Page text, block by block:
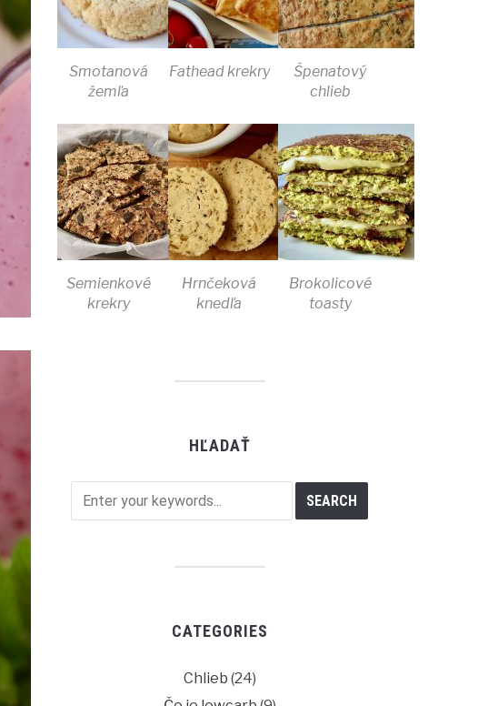
Smotanová
žemľa
Fathead krekry
Špenatový
chlieb
Semienkové
krekry
Hrnčeková
knedľa
Brokolicové
toasty
HĽADAŤ
CATEGORIES
Chlieb (24)